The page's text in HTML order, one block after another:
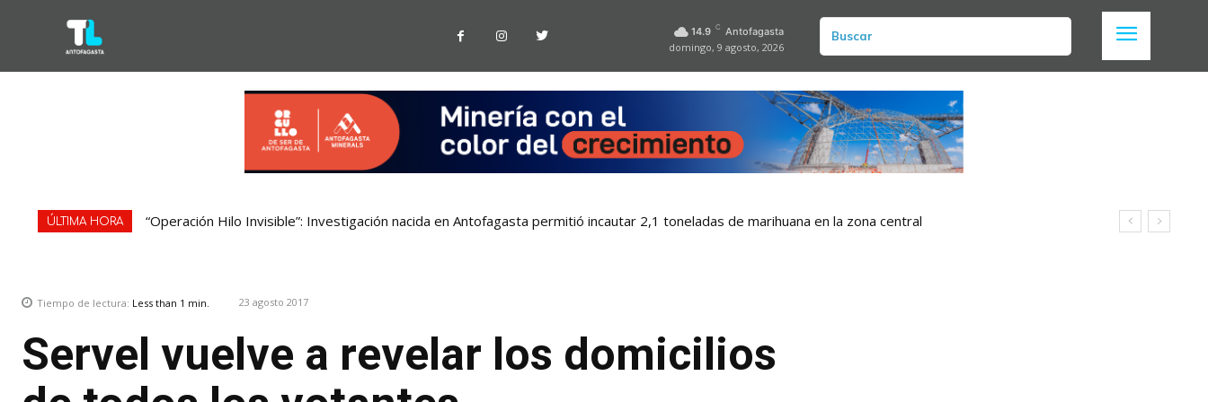
14.9 C Antofagasta
domingo, 9 agosto, 2026
Buscar
ÚLTIMA HORA “Operación Hilo Invisible”: Investigación nacida en Antofagasta permitió incautar 2,1 toneladas de marihuana en la zona central
Tiempo de lectura: Less than 1 min. 23 agosto 2017
Servel vuelve a revelar los domicilios